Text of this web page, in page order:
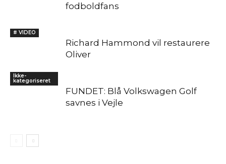
fodboldfans
# VIDEO
Richard Hammond vil restaurere
Oliver
Ikke-
kategoriseret
FUNDET: Blå Volkswagen Golf
savnes i Vejle